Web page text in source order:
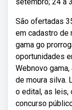
São ofertadas
em cadastro de
gama go
oportunidades
Webnovo
de moura silva.
o edital, as leis,
concurso